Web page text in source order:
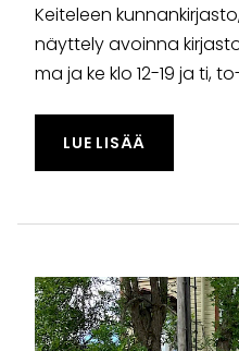
Keiteleen kunnankirjasto,
näyttely avoinna
ma ja ke klo 12-19 ja ti,
LUE LISÄÄ